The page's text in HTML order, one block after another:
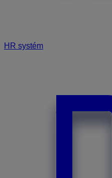
HR systém